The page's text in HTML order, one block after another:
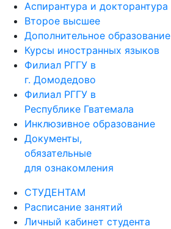
Аспирантура и докторантура
Второе высшее
Дополнительное образование
Курсы иностранных языков
Филиал РГГУ в
г. Домодедово
Филиал РГГУ в
Республике Гватемала
Инклюзивное образование
Документы,
обязательные
для ознакомления
СТУДЕНТАМ
Расписание занятий
Личный кабинет студента